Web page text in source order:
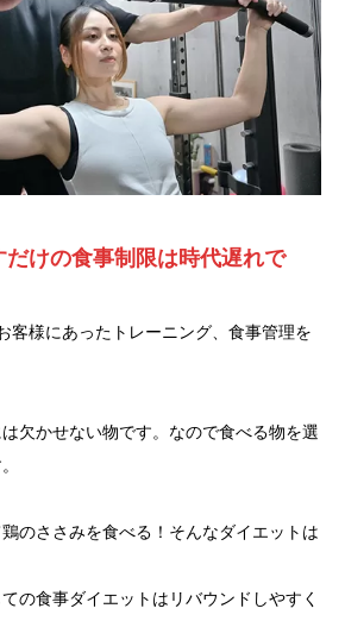
だけの食事制限は時代遅れで
客様にあったトレーニング、食事管理を
欠かせない物です。なので食べる物を選
のささみを食べる！そんなダイエットは
の食事ダイエットはリバウンドしやすく